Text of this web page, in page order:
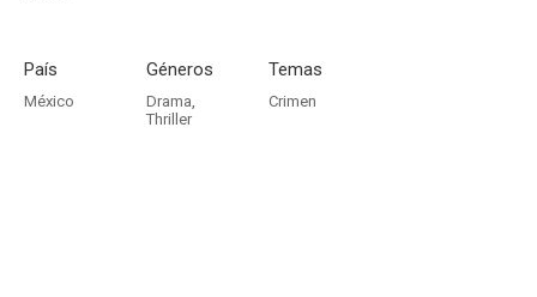
País
México
Géneros
Drama,
Thriller
Temas
Crimen